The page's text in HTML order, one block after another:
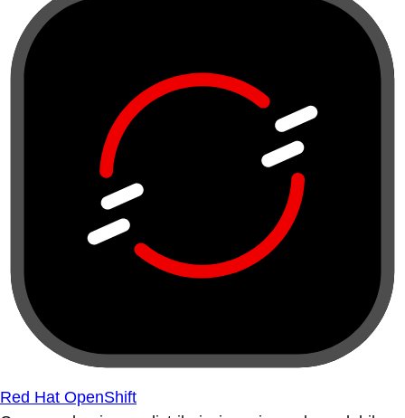
Red Hat OpenShift